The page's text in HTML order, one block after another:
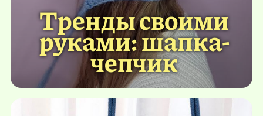
Тренды своими
руками: шапка-
чепчик